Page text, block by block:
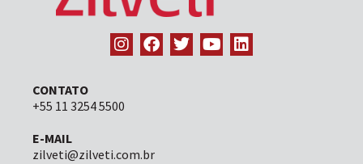
CONTATO
+55 11 3254 5500
E-MAIL
zilveti@zilveti.com.br